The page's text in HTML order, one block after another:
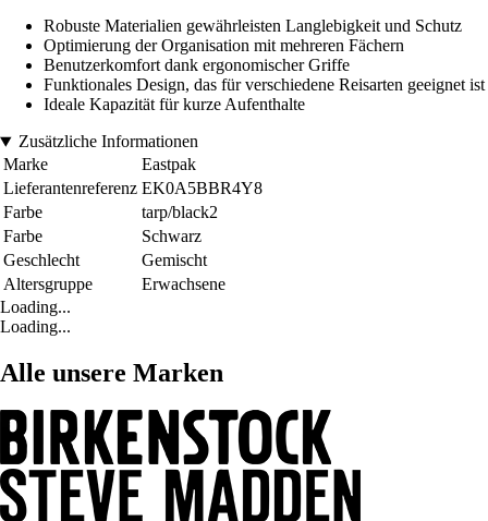
Robuste Materialien gewährleisten Langlebigkeit und Schutz
Optimierung der Organisation mit mehreren Fächern
Benutzerkomfort dank ergonomischer Griffe
Funktionales Design, das für verschiedene Reisarten geeignet ist
Ideale Kapazität für kurze Aufenthalte
Zusätzliche Informationen
Marke
Eastpak
Lieferantenreferenz EK0A5BBR4Y8
Farbe
tarp/black2
Farbe
Schwarz
Geschlecht
Gemischt
Altersgruppe
Erwachsene
Loading...
Loading...
Alle unsere Marken